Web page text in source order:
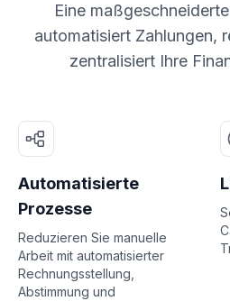
Eine
automatisiert Zahlungen,
zentralisiert Ihre
Automatisierte
Prozesse
Reduzieren Sie manuelle
Arbeit mit automatisierter
Rechnungsstellung,
Abstimmung und